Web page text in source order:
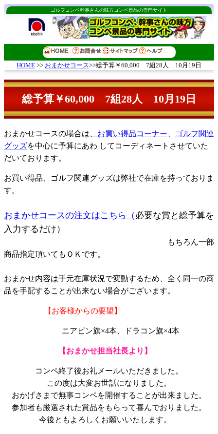
ゴルフコンペ幹事さんの味方コンペ景品の専門サイト
HOME >> おまかせコース>>総予算￥60,000 7組28人 10月19日
総予算￥60,000 7組28人 10月19日
おまかせコースの場合は 、お買い得品コーナー
ゴルフ関連
グッズを中心に予算にあわ してコーディネートさせていた
だいております。
お買い得品、ゴルフ関連グッズは弊社で在庫を持っておりま
す。
おまかせコースの注文はこちら（ 必要な賞と総予算を
入力するだけ）
もちろん一部
商品指定頂いてもＯＫです。
おまかせ内容は手元在庫状況で変動するため、全く同一の商
品を手配することが出来ない場合がございます。
【お客様からの要望】
ニアピン旗×4本、ドラコン旗×4本
【おまかせ担当社長より】
コンペ終了後お礼メールいただきました。
この度は大変お世話になりました。
おかげさまで無事コンペを開催することが出来ました。
参加者も厳選された賞品をもらって喜んでおりました。
今後ともよろしくお願いいたします。